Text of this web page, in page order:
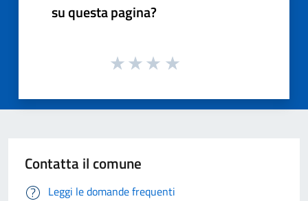
su questa pagina?
Contatta il comune
Leggi le domande frequenti